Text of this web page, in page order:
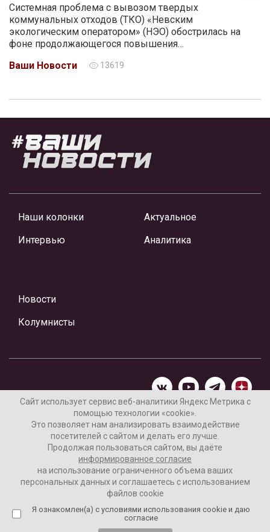
Системная проблема с вывозом твердых
коммунальных отходов (ТКО) «Невским
экологическим оператором» (НЭО) обострилась на
фоне продолжающегося повышения…
Ваши Новости
13619
Наши колонки
Интервью
Актуальное
Аналитика
Новости
Колумнисты
Материалы предоставлены редакцией Интернет-газеты
«Ваши новости»
Нашли ошибку? Выделите ее и нажмите Ctrl+Enter
Согласие пользователя на обработку данных
Сайт использует сервис веб-аналитики Яндекс Метрика с
помощью технологии «cookie».
Это позволяет нам анализировать взаимодействие
посетителей с сайтом и делать его лучше.
Продолжая пользоваться сайтом, вы даёте
информированное согласие
на использование ограниченного объема ваших
персональных данных и соглашаетесь с использованием
файлов cookie
Я ознакомлен(а) с условиями использования cookie и даю
согласие